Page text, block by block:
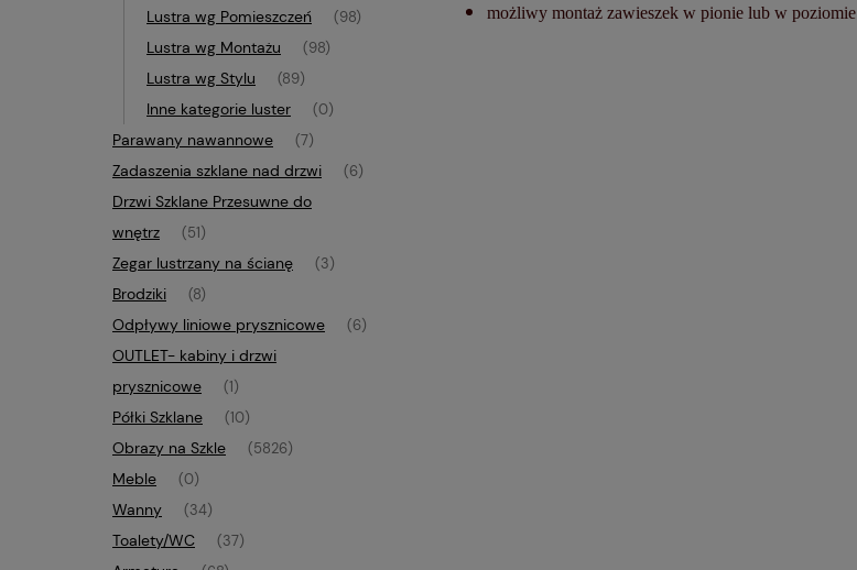
Lustra wg Pomieszczeń (98)
Lustra wg Montażu (98)
Lustra wg Stylu (89)
Inne kategorie luster (0)
Parawany nawannowe (7)
Zadaszenia szklane nad drzwi (6)
Drzwi Szklane Przesuwne do
wnętrz
(51)
Zegar lustrzany na ścianę (3)
Brodziki (8)
Odpływy liniowe prysznicowe (6)
OUTLET- kabiny i drzwi
prysznicowe
(1)
Półki Szklane (10)
Obrazy na Szkle (5826)
Meble (0)
Wanny (34)
Toalety/WC (37)
możliwy montaż zawieszek w pionie lub w poziomie